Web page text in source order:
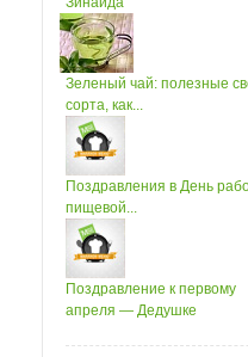
Зеленый чай: полезные
сорта, как...
Поздравления в День
пищевой...
Поздравление к первому
апреля — Дедушке